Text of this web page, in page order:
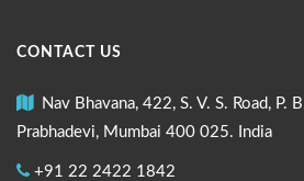
CONTACT US
Nav Bhavana, 422, S. V. S. Road, P.
Prabhadevi, Mumbai 400 025. India
+91 22 2422 1842